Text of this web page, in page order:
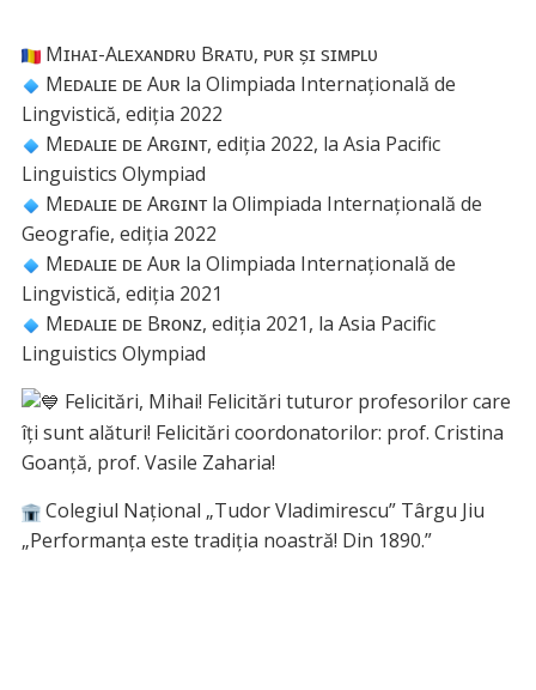
Mɪʜᴀɪ-Aʟᴇxᴀɴᴅʀᴜ Bʀᴀᴛᴜ, ᴘᴜʀ s̗ɪ sɪᴍᴘʟᴜ
Mᴇᴅᴀʟɪᴇ ᴅᴇ Aᴜʀ la Olimpiada Internațională de
Lingvistică, ediția 2022
Mᴇᴅᴀʟɪᴇ ᴅᴇ Aʀɢɪɴᴛ, ediția 2022, la Asia Pacific
Linguistics Olympiad
Mᴇᴅᴀʟɪᴇ ᴅᴇ Aʀɢɪɴᴛ la Olimpiada Internațională de
Geografie, ediția 2022
Mᴇᴅᴀʟɪᴇ ᴅᴇ Aᴜʀ la Olimpiada Internațională de
Lingvistică, ediția 2021
Mᴇᴅᴀʟɪᴇ ᴅᴇ Bʀᴏɴᴢ, ediția 2021, la Asia Pacific
Linguistics Olympiad
Felicitări, Mihai! Felicitări tuturor profesorilor care
îți sunt alături! Felicitări coordonatorilor: prof. Cristina
Goanță, prof. Vasile Zaharia!
Colegiul Național „Tudor Vladimirescu” Târgu Jiu
„Performanța este tradiția noastră! Din 1890.”